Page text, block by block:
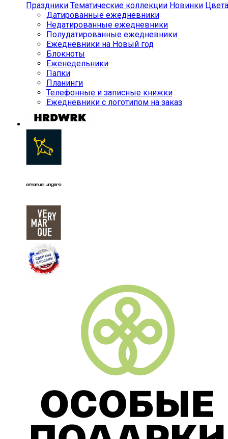
Праздники Тематические коллекции Новинки Цвета
Датированные ежедневники
Недатированные ежедневники
Полудатированные ежедневники
Ежедневники на Новый год
Блокноты
Еженедельники
Папки
Планинги
Телефонные и записные книжки
Ежедневники с логотипом на заказ